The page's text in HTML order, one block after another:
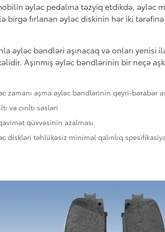
əyləc pedalına təzyiq etdikdə, əyləc
birgə fırlanan əyləc diskinin hər iki
əyləc bəndləri aşınacaq və onları yenisi
Aşınmış əyləc bəndlərinin bir neçə
zamanı aşma əyləc bəndlərinin qeyri-bərabər
və cırıltı səsləri
qüvvəsinin azalması
diskləri təhlükəsiz minimal qalınlıq